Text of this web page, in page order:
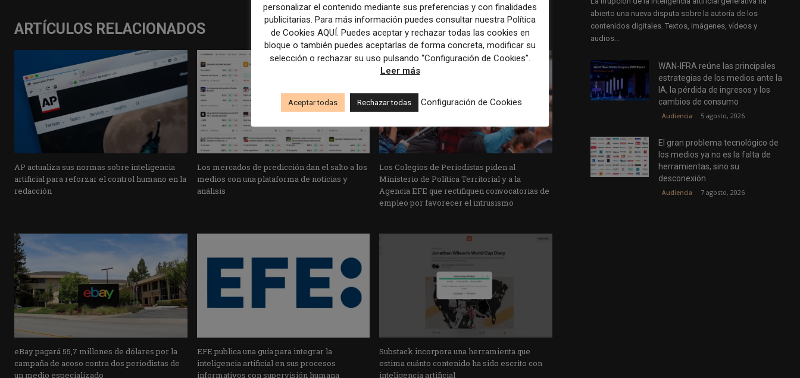
ARTÍCULOS RELACIONADOS
AP actualiza sus normas sobre inteligencia
artificial para reforzar el control humano en la
redacción
Los mercados de predicción dan el salto a los
medios con una plataforma de noticias y
análisis
Los Colegios de Periodistas piden al
Ministerio de Política Territorial y a la
Agencia EFE que rectifiquen convocatorias de
empleo por favorecer el intrusismo
eBay pagará 55,7 millones de dólares por la
campaña de acoso contra dos periodistas de
un medio especializado
EFE publica una guía para integrar la
inteligencia artificial en sus procesos
informativos con supervisión humana
Substack incorpora una herramienta que
estima cuánto contenido ha sido escrito con
inteligencia artificial
abierto una nueva disputa sobre la autoría de los
contenidos digitales. Textos, imágenes, vídeos y
audios...
WAN-IFRA reúne las principales
estrategias de los medios ante la
IA, la pérdida de ingresos y los
cambios de consumo
Audiencia 5 agosto, 2026
El gran problema tecnológico de
los medios ya no es la falta de
herramientas, sino su
desconexión
Audiencia 7 agosto, 2026
personalizar el contenido mediante sus preferencias y con finalidades
publicitarias. Para más información puedes consultar nuestra Política
de Cookies AQUÍ. Puedes aceptar y rechazar todas las cookies en
bloque o también puedes aceptarlas de forma concreta, modificar su
selección o rechazar su uso pulsando “Configuración de Cookies”.
Leer más
Aceptar todas Rechazar todas Configuración de Cookies